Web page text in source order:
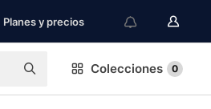
Planes y precios
Colecciones 0